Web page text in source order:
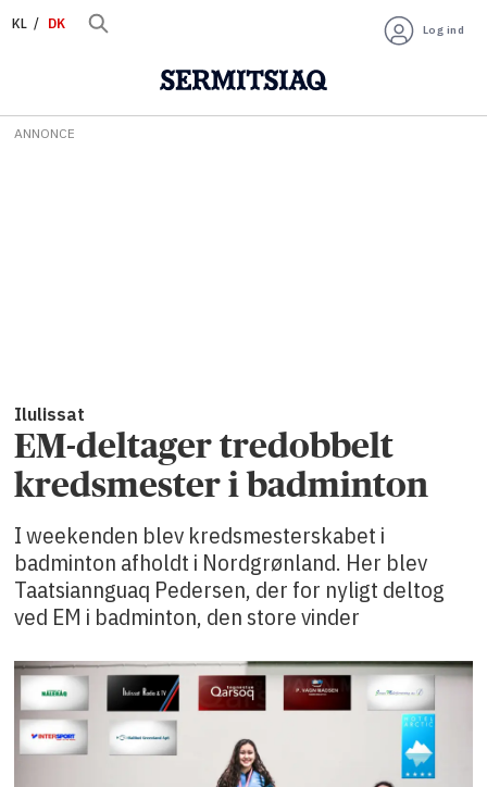
KL DK Log ind
ANNONCE
Ilulissat
EM-deltager tredobbelt
kredsmester i badminton
I weekenden blev kredsmesterskabet i
badminton afholdt i Nordgrønland. Her blev
Taatsiannguaq Pedersen, der for nyligt deltog
ved EM i badminton, den store vinder